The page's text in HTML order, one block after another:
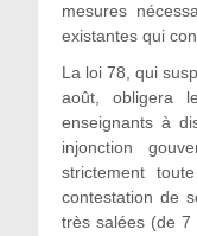
mesures
existantes qui
La loi 78, qui
août, obligera
enseignants à
injonction
strictement
contestation de
très salées (de